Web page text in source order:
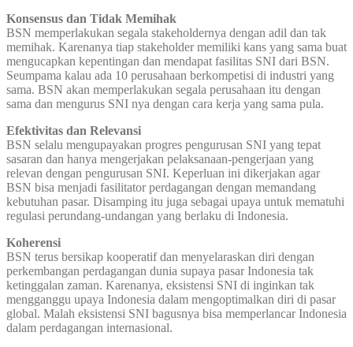
Konsensus dan Tidak Memihak
BSN memperlakukan segala stakeholdernya dengan adil dan tak
memihak. Karenanya tiap stakeholder memiliki kans yang sama buat
mengucapkan kepentingan dan mendapat fasilitas SNI dari BSN.
Seumpama kalau ada 10 perusahaan berkompetisi di industri yang
sama. BSN akan memperlakukan segala perusahaan itu dengan
sama dan mengurus SNI nya dengan cara kerja yang sama pula.
Efektivitas dan Relevansi
BSN selalu mengupayakan progres pengurusan SNI yang tepat
sasaran dan hanya mengerjakan pelaksanaan-pengerjaan yang
relevan dengan pengurusan SNI. Keperluan ini dikerjakan agar
BSN bisa menjadi fasilitator perdagangan dengan memandang
kebutuhan pasar. Disamping itu juga sebagai upaya untuk mematuhi
regulasi perundang-undangan yang berlaku di Indonesia.
Koherensi
BSN terus bersikap kooperatif dan menyelaraskan diri dengan
perkembangan perdagangan dunia supaya pasar Indonesia tak
ketinggalan zaman. Karenanya, eksistensi SNI di inginkan tak
mengganggu upaya Indonesia dalam mengoptimalkan diri di pasar
global. Malah eksistensi SNI bagusnya bisa memperlancar Indonesia
dalam perdagangan internasional.